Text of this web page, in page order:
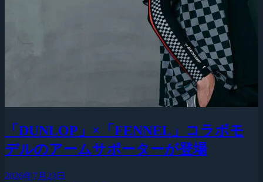
「DUNLOP」×「FENNEL」コラボモ
デルのアームサポーターが登場
2026年7月23日